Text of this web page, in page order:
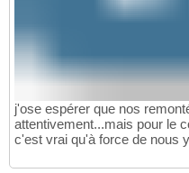
j'ose espérer que nos
attentivement...mais pour le
c'est vrai qu'à force de nous